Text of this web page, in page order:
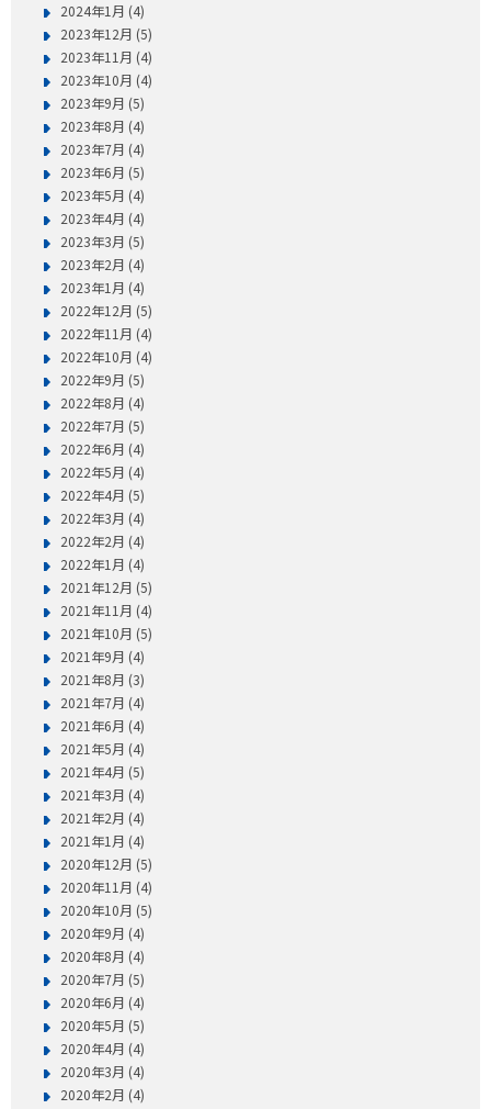
2024年1月 (4)
2023年12月 (5)
2023年11月 (4)
2023年10月 (4)
2023年9月 (5)
2023年8月 (4)
2023年7月 (4)
2023年6月 (5)
2023年5月 (4)
2023年4月 (4)
2023年3月 (5)
2023年2月 (4)
2023年1月 (4)
2022年12月 (5)
2022年11月 (4)
2022年10月 (4)
2022年9月 (5)
2022年8月 (4)
2022年7月 (5)
2022年6月 (4)
2022年5月 (4)
2022年4月 (5)
2022年3月 (4)
2022年2月 (4)
2022年1月 (4)
2021年12月 (5)
2021年11月 (4)
2021年10月 (5)
2021年9月 (4)
2021年8月 (3)
2021年7月 (4)
2021年6月 (4)
2021年5月 (4)
2021年4月 (5)
2021年3月 (4)
2021年2月 (4)
2021年1月 (4)
2020年12月 (5)
2020年11月 (4)
2020年10月 (5)
2020年9月 (4)
2020年8月 (4)
2020年7月 (5)
2020年6月 (4)
2020年5月 (5)
2020年4月 (4)
2020年3月 (4)
2020年2月 (4)